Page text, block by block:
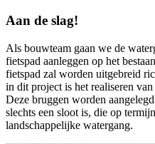
Aan de slag!
Als bouwteam gaan we de
fietspad aanleggen op het
fietspad zal worden uitgebreid
in dit project is het realiseren
Deze bruggen worden
slechts een sloot is, die op
landschappelijke watergang.